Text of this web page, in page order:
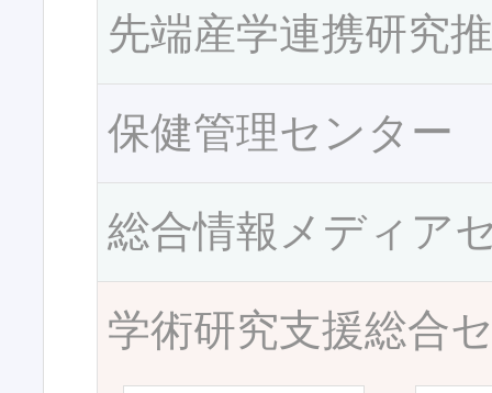
先端産学連携研究
保健管理センター
総合情報メディア
学術研究支援総合